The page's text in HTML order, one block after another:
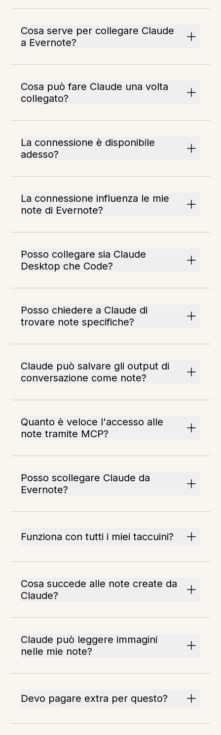
Cosa serve per collegare Claude
a Evernote?
Cosa può fare Claude una volta
collegato?
La connessione è disponibile
adesso?
La connessione influenza le mie
note di Evernote?
Posso collegare sia Claude
Desktop che Code?
Posso chiedere a Claude di
trovare note specifiche?
Claude può salvare gli output di
conversazione come note?
Quanto è veloce l'accesso alle
note tramite MCP?
Posso scollegare Claude da
Evernote?
Funziona con tutti i miei taccuini?
Cosa succede alle note create da
Claude?
Claude può leggere immagini
nelle mie note?
Devo pagare extra per questo?